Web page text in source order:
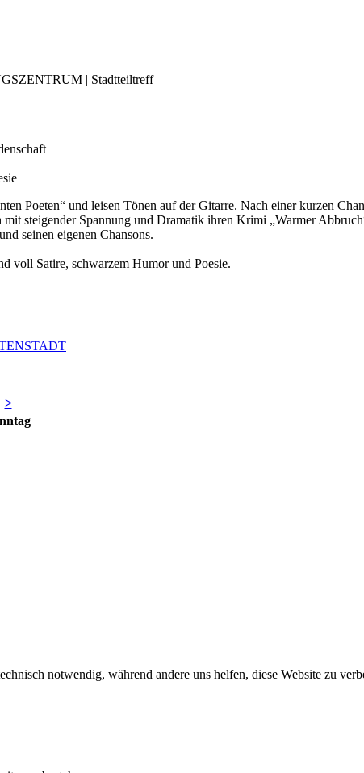
| Stadtteiltreff
Poeten“ und leisen Tönen auf der Gitarre. Nach einer kurzen
steigender Spannung und Dramatik ihren Krimi „Warmer
seinen eigenen Chansons.
voll Satire, schwarzem Humor und Poesie.
>
nntag
notwendig, während andere uns helfen, diese Website zu